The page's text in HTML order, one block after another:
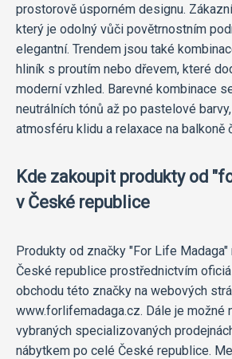
prostorově úsporném designu.
který je odolný vůči povětrnostním
elegantní. Trendem jsou také
hliník s proutím nebo dřevem, které
moderní vzhled. Barevné kombinace
neutrálních tónů až po pastelové
atmosféru klidu a relaxace na balkoně
Kde zakoupit produkty od
v České republice
Produkty od značky "For Life
České republice prostřednictvím
obchodu této značky na webových
www.forlifemadaga.cz. Dále je možné
vybraných specializovaných
nábytkem po celé České republice.